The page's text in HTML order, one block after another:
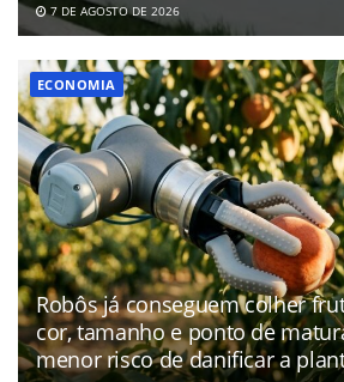
7 DE AGOSTO DE 2026
ECONOMIA
Robôs já conseguem colher
cor, tamanho e ponto de
menor risco de danificar a